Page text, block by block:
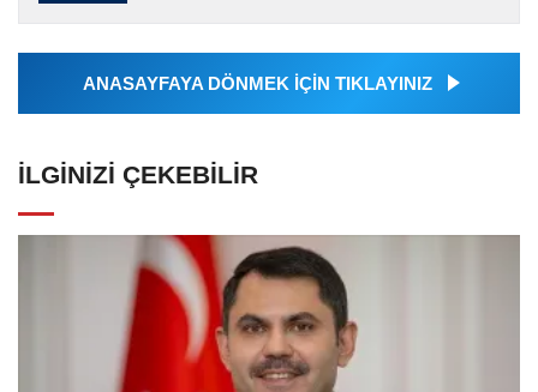
tarafından geçilen tüm...
ANASAYFAYA DÖNMEK İÇİN TIKLAYINIZ
İLGINIZI ÇEKEBILIR